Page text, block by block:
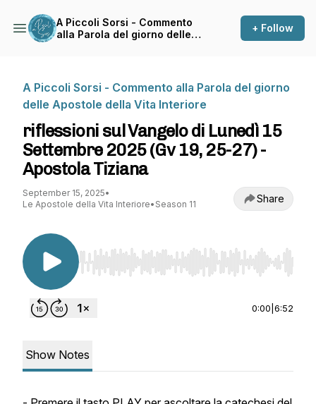
A Piccoli Sorsi - Commento
alla Parola del giorno delle
+ Follow
A Piccoli Sorsi - Commento alla Parola del giorno
delle Apostole della Vita Interiore
riflessioni sul Vangelo di Lunedì 15
Settembre 2025 (Gv 19, 25-27) -
Apostola Tiziana
September 15, 2025•
Le Apostole della Vita Interiore• Season 11 Share
Use Left/Right to seek, Home/End to jump to
0:00 6:52
Show Notes